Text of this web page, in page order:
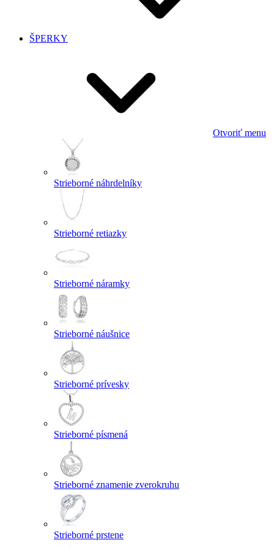
ŠPERKY
Otvoriť menu
Strieborné náhrdelníky
Strieborné retiazky
Strieborné náramky
Strieborné náušnice
Strieborné prívesky
Strieborné písmená
Strieborné znamenie zverokruhu
Strieborné prstene